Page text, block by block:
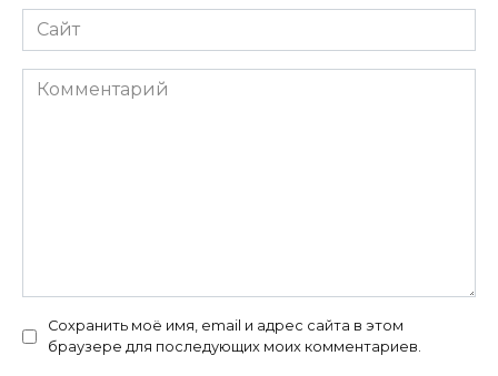
Сайт
Комментарий
Сохранить моё имя, email и адрес сайта в этом
браузере для последующих моих комментариев.